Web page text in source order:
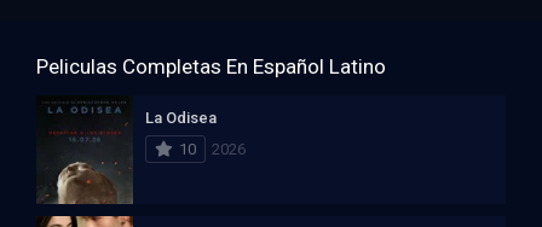
Peliculas Completas En Español Latino
La Odisea
10
2026